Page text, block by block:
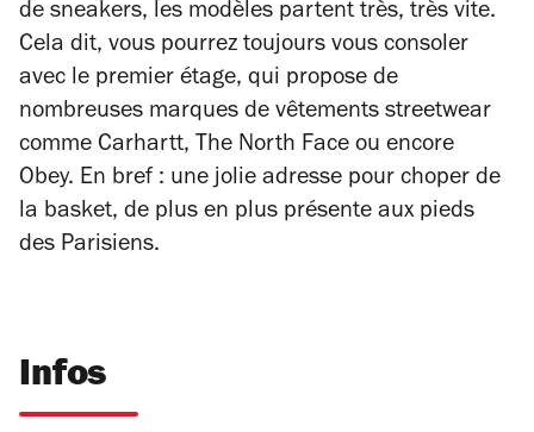
de sneakers, les modèles partent très, très vite.
Cela dit, vous pourrez toujours vous consoler
avec le premier étage, qui propose de
nombreuses marques de vêtements streetwear
comme Carhartt, The North Face ou encore
Obey. En bref : une jolie adresse pour choper de
la basket, de plus en plus présente aux pieds
des Parisiens.
Infos